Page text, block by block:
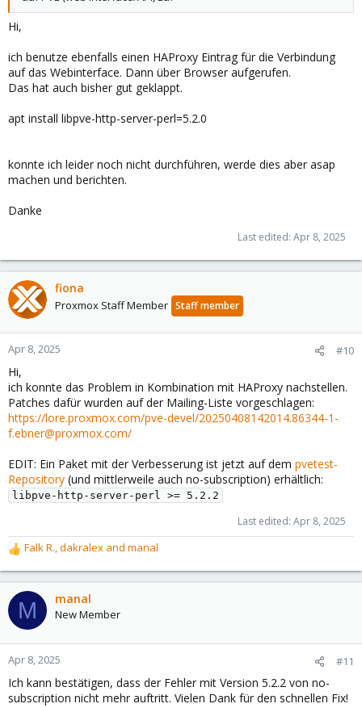
Hi,
ich benutze ebenfalls einen HAProxy Eintrag für die Verbindung
auf das Webinterface. Dann über Browser aufgerufen.
Das hat auch bisher gut geklappt.
apt install libpve-http-server-perl=5.2.0
konnte ich leider noch nicht durchführen, werde dies aber asap
machen und berichten.
Danke
Last edited: Apr 8, 2025
fiona
Proxmox Staff Member Staff member
Apr 8, 2025 #10
Hi,
ich konnte das Problem in Kombination mit HAProxy nachstellen.
Patches dafür wurden auf der Mailing-Liste vorgeschlagen:
https://lore.proxmox.com/pve-devel/20250408142014.86344-1-
f.ebner@proxmox.com/
EDIT: Ein Paket mit der Verbesserung ist jetzt auf dem pvetest-
Repository (und mittlerweile auch no-subscription) erhältlich:
libpve-http-server-perl >= 5.2.2
Last edited: Apr 8, 2025
R
e
a
c
t
o
n
:
Falk R.,dakralex and manal
M manal
New Member
Apr 8, 2025 #11
Ich kann bestätigen, dass der Fehler mit Version 5.2.2 von no-
subscription nicht mehr auftritt. Vielen Dank für den schnellen Fix!